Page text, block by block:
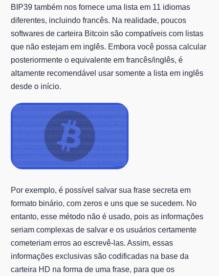
BIP39 também nos fornece uma lista em 11 idiomas
diferentes, incluindo francês. Na realidade, poucos
softwares de carteira Bitcoin são compatíveis com listas
que não estejam em inglês. Embora você possa calcular
posteriormente o equivalente em francês/inglês, é
altamente recomendável usar somente a lista em inglês
desde o início.
Por exemplo, é possível salvar sua frase secreta em
formato binário, com zeros e uns que se sucedem. No
entanto, esse método não é usado, pois as informações
seriam complexas de salvar e os usuários certamente
cometeriam erros ao escrevê-las. Assim, essas
informações exclusivas são codificadas na base da
carteira HD na forma de uma frase, para que os